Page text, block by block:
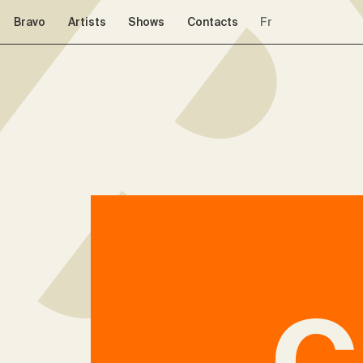
Skip to navigation
Skip to content
Bravo Artists Shows Contacts Fr